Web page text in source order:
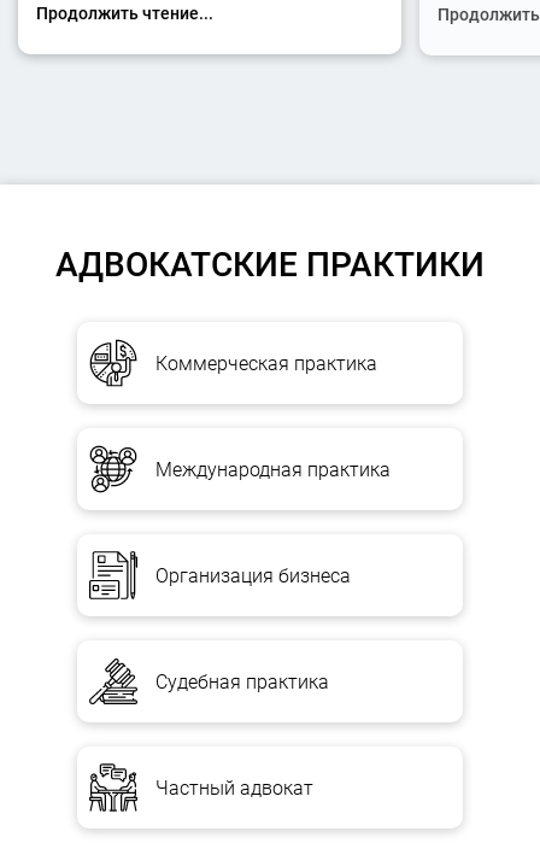
Продолжить чтение...
АДВОКАТСКИЕ ПРАКТИКИ
Коммерческая практика
Международная практика
Организация бизнеса
Судебная практика
Частный адвокат